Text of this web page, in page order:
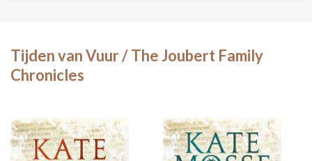
Tijden van Vuur / The Joubert Family
Chronicles